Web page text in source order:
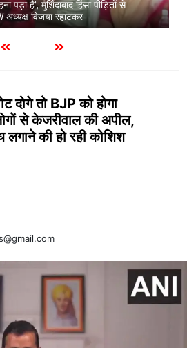
पड़ा है’, मुर्शिदाबाद हिंसा पीड़ितों से
अध्यक्ष विजया रहाटकर
दोगे तो BJP को होगा
से केजरीवाल की अपील,
की हो रही कोशिश